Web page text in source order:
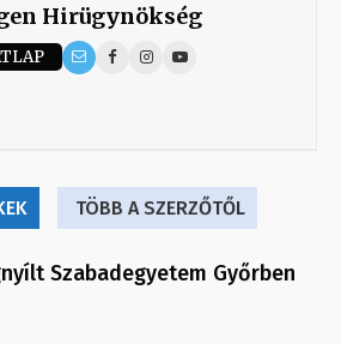
Hirügynökség
TÖBB A SZERZŐTŐL
Szabadegyetem Győrben